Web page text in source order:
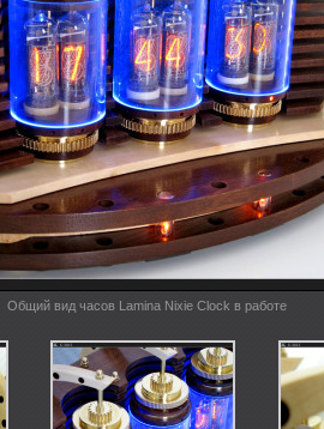
Общий вид часов Lamina Nixie Clock в работе